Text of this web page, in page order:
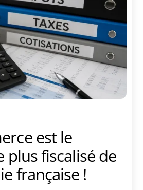
est le
plus fiscalisé de
française !